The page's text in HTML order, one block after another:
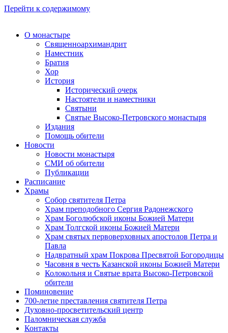
Перейти к содержимому
О монастыре
Священноархимандрит
Наместник
Братия
Хор
История
Исторический очерк
Настоятели и наместники
Святыни
Святые Высоко-Петровского монастыря
Издания
Помощь обители
Новости
Новости монастыря
СМИ об обители
Публикации
Расписание
Храмы
Собор святителя Петра
Храм преподобного Сергия Радонежского
Храм Боголюбской иконы Божией Матери
Храм Толгской иконы Божией Матери
Храм святых первоверховных апостолов Петра и
Павла
Надвратный храм Покрова Пресвятой Богородицы
Часовня в честь Казанской иконы Божией Матери
Колокольня и Святые врата Высоко-Петровской
обители
Поминовение
700-летие преставления святителя Петра
Духовно-просветительский центр
Паломническая служба
Контакты